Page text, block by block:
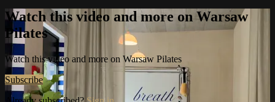
Watch this video and more on Warsaw
Pilates
Watch this video and more on Warsaw Pilates
Subscribe